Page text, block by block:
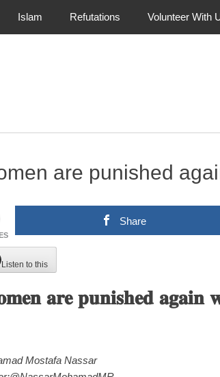
Menu
Islam Refutations Volunteer With
are punished
Share
Listen to this
𝐚𝐫𝐞 𝐩𝐮𝐧𝐢𝐬𝐡𝐞𝐝 𝐚𝐠𝐚𝐢𝐧
Mostafa Nassar